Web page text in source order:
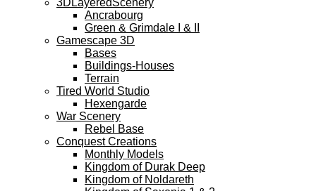
3DLayeredScenery
Ancrabourg
Green & Grimdale I & II
Gamescape 3D
Bases
Buildings-Houses
Terrain
Tired World Studio
Hexengarde
War Scenery
Rebel Base
Conquest Creations
Monthly Models
Kingdom of Durak Deep
Kingdom of Noldareth